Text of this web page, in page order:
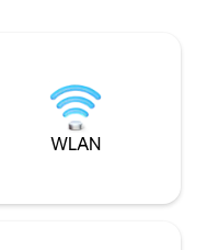
WLAN